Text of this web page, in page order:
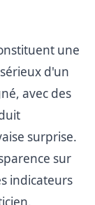
une
d'un
avec des
surprise.
sur
indicateurs